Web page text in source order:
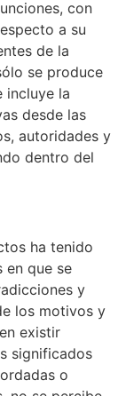
con
a su
de la
se produce
incluye la
desde las
autoridades y
dentro del
ha tenido
en que se
y
los motivos y
existir
significados
o